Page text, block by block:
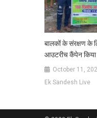
बालकों के संरक्षण के
आउटरीच कैंपेन
October 11,
Ek Sandesh Live